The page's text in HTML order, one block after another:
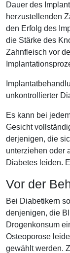
Dauer des
herzustellenden
den Erfolg des
die Stärke des
Zahnfleisch vor
unkontrollierter
Es kann bei
Gesicht
derjenigen, die
unterziehen oder
Diabetes leiden.
Vor der
Bei Diabetikern
denjenigen, die
Drogenkonsum
Osteoporose
gewählt werden.